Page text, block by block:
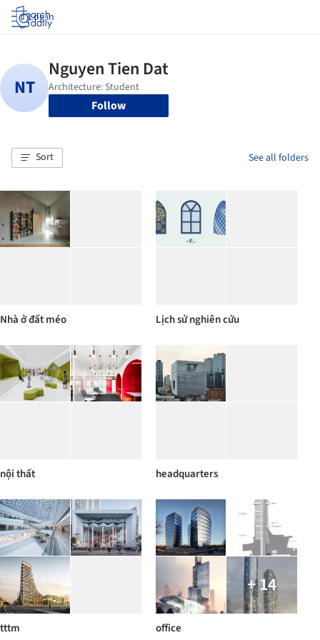
Log in
Follow
Sort See all folders
Nhà ở đất méo Lịch sử nghiên cứu
nội thất headquarters
tttm
+ 14
office